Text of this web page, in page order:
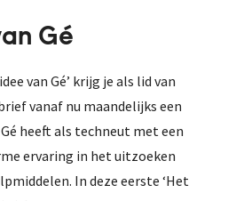
Gé
van Gé’ krijg je als lid van
vanaf nu maandelijks een
Gé heeft als techneut met een
ervaring in het uitzoeken
In deze eerste ‘Het